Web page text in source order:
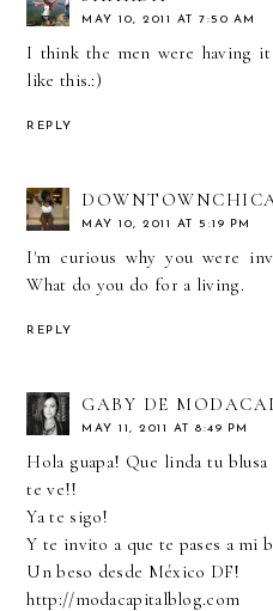
MAY 10, 2011 AT 7:50 AM
I think the men were having
like this.:)
REPLY
MAY 10, 2011 AT 5:19 PM
I'm curious why you were
What do you do for a living.
REPLY
GABY DE
MAY 11, 2011 AT 8:49 PM
Hola guapa! Que linda tu
te ve!!
Ya te sigo!
Y te invito a que te pases a mi
Un beso desde México DF!
http://modacapitalblog.com